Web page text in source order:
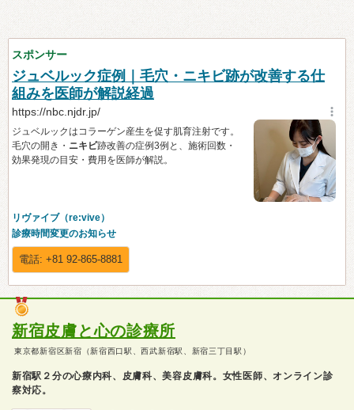
新宿皮膚と心の診療所
東京都新宿区新宿（新宿西口駅、西武新宿駅、新宿三丁目駅）
新宿駅２分の心療内科、皮膚科、美容皮膚科。女性医師、オンライン診
察対応。